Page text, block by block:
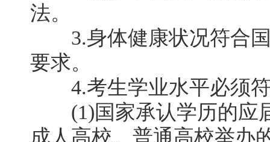
法。
3.身体健康状况符合国
要求。
4.考生学业水平必须符
(1)国家承认学历的应
成人高校、普通高校举办